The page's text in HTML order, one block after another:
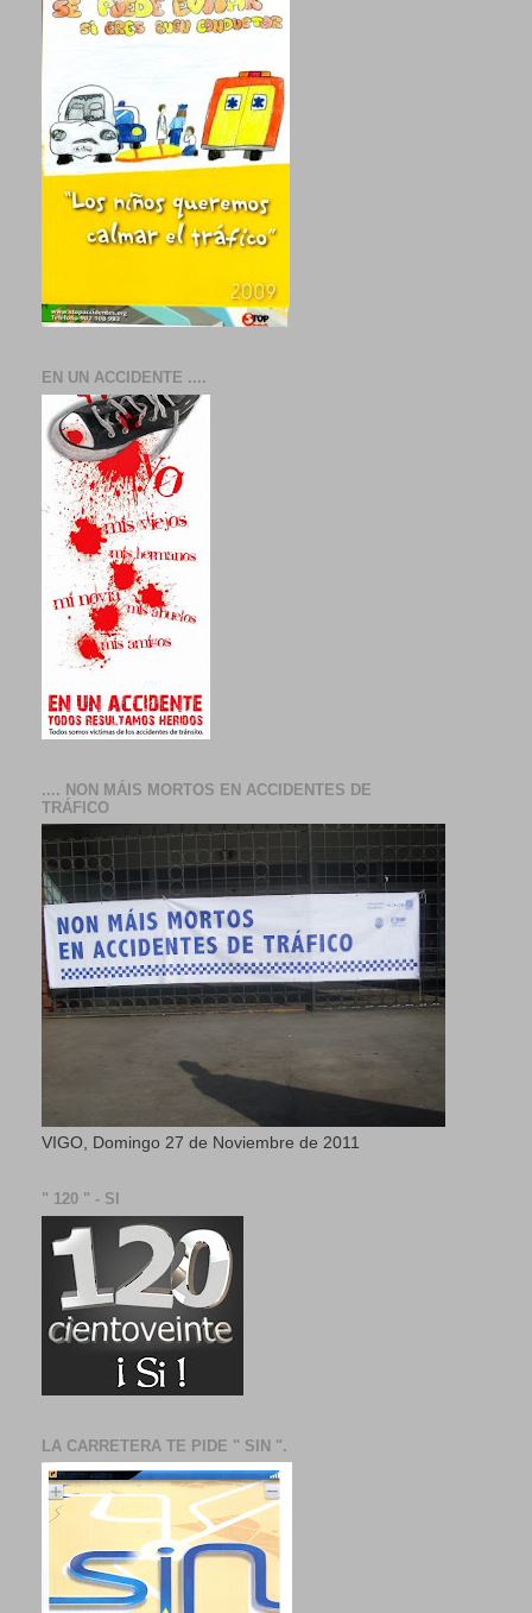
EN UN ACCIDENTE ....
.... NON MÁIS MORTOS EN ACCIDENTES DE
TRÁFICO
VIGO, Domingo 27 de Noviembre de 2011
" 120 " - SI
LA CARRETERA TE PIDE " SIN ".